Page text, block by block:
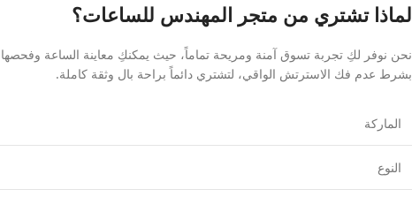
لماذا تشتري من متجر المهندس للساعات؟
بشرط عدم فك الاسترتش الواقي، لتشتري دائماً براحة بال وثقة كاملة.
الماركة
النوع